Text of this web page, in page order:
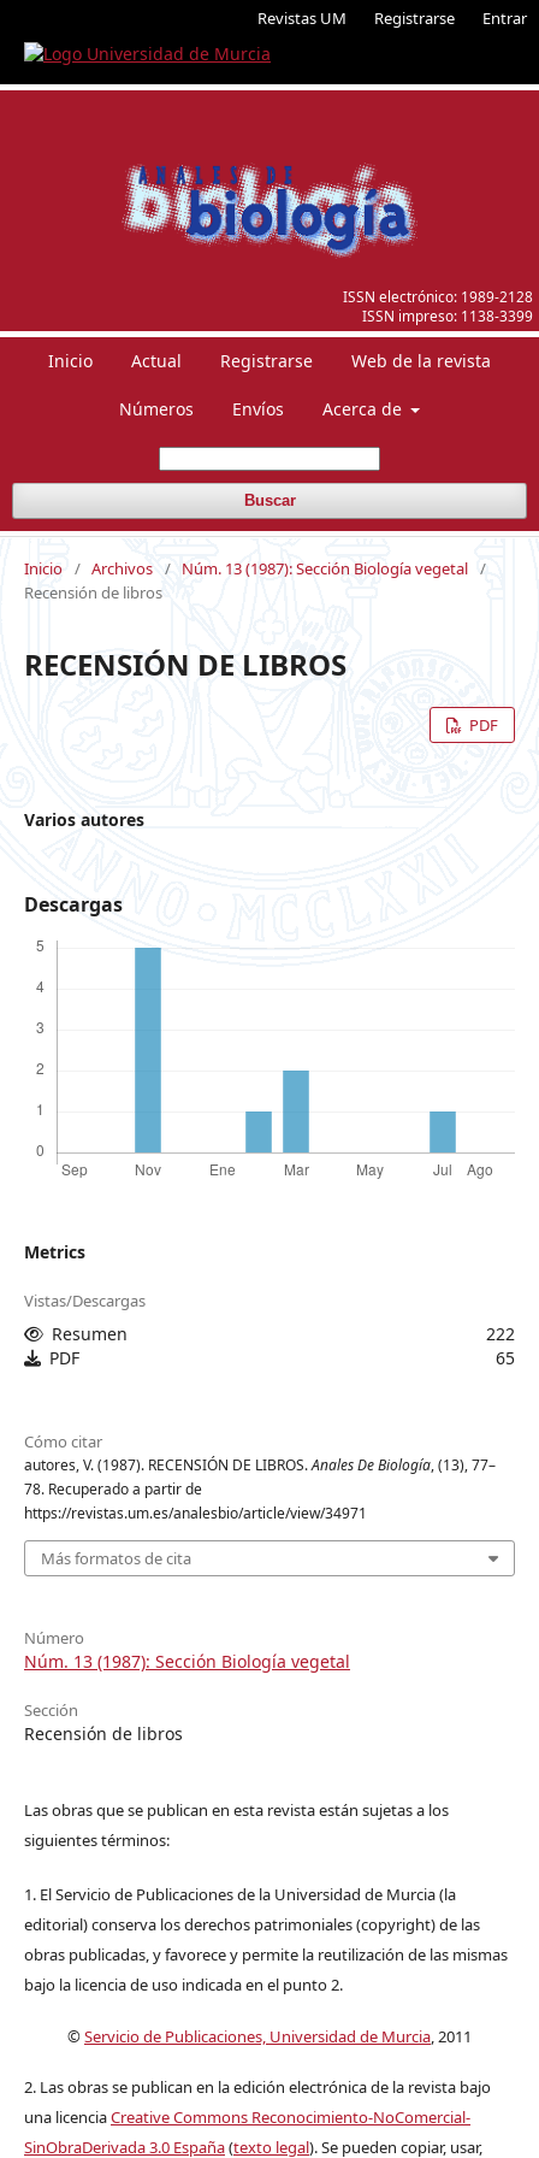
Revistas UM Registrarse Entrar
ISSN electrónico: 1989-2128
ISSN impreso: 1138-3399
Inicio Actual Registrarse Web de la revista
Números Envíos Acerca de
Buscar
Inicio / Archivos / Núm. 13 (1987): Sección Biología vegetal /
Recensión de libros
RECENSIÓN DE LIBROS
PDF
Varios autores
Descargas
Metrics
Vistas/Descargas
Resumen
222
PDF
65
Cómo citar
autores, V. (1987). RECENSIÓN DE LIBROS.Anales De Biología, (13), 77–
78. Recuperado a partir de
https://revistas.um.es/analesbio/article/view/34971
Más formatos de cita
Número
Núm. 13 (1987): Sección Biología vegetal
Sección
Recensión de libros
Las obras que se publican en esta revista están sujetas a los
siguientes términos:
1. El Servicio de Publicaciones de la Universidad de Murcia (la
editorial) conserva los derechos patrimoniales (copyright) de las
obras publicadas, y favorece y permite la reutilización de las mismas
bajo la licencia de uso indicada en el punto 2.
©Servicio de Publicaciones, Universidad de Murcia, 2011
2. Las obras se publican en la edición electrónica de la revista bajo
una licenciaCreative Commons Reconocimiento-NoComercial-
SinObraDerivada 3.0 España(texto legal). Se pueden copiar, usar,